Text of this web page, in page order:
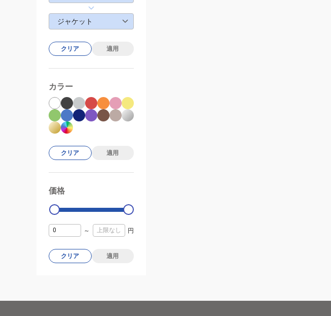
ジャケット
クリア 適用
カラー
クリア 適用
価格
0
～ 円
クリア 適用